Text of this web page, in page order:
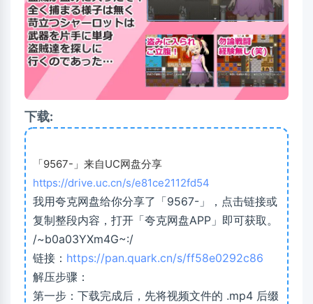
下载:
「9567-」来自UC网盘分享
https://drive.uc.cn/s/e81ce2112fd54
我用夸克网盘给你分享了「9567-」，点击链接或
复制整段内容，打开「夸克网盘APP」即可获取。
/~b0a03YXm4G~:/
链接： https://pan.quark.cn/s/ff58e0292c86
解压步骤：
第一步：下载完成后，先将视频文件的 .mp4 后缀